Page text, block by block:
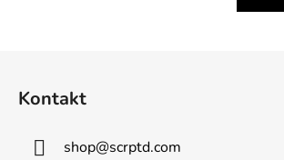
Kontakt
shop@scrptd.com